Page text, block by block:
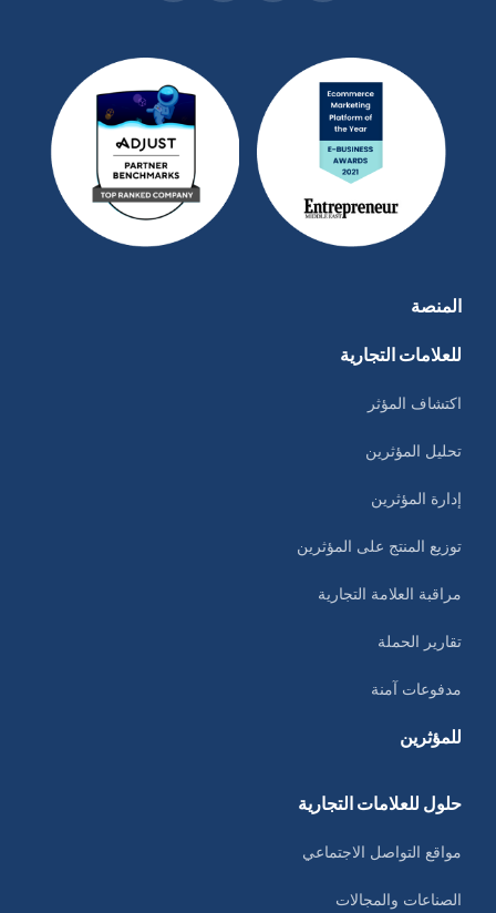
المنصة
للعلامات التجارية
اكتشاف المؤثر
تحليل المؤثرين
إدارة المؤثرين
توزيع المنتج على المؤثرين
مراقبة العلامة التجارية
تقارير الحملة
مدفوعات آمنة
للمؤثرين
حلول للعلامات التجارية
مواقع التواصل الاجتماعي
الصناعات والمجالات